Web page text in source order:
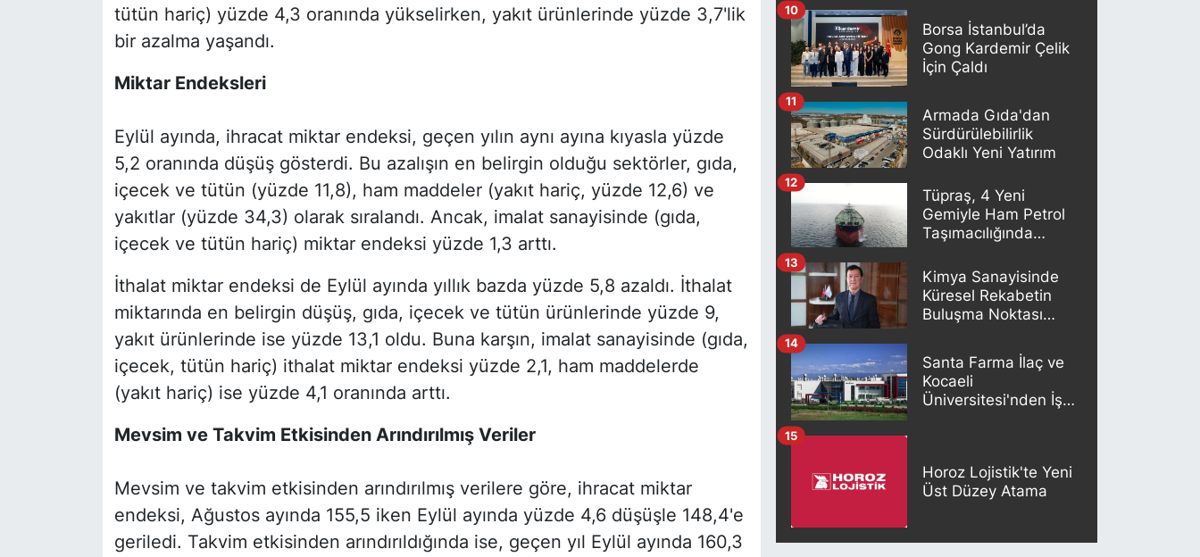
tütün hariç) yüzde 4,3 oranında yükselirken, yakıt ürünlerinde yüzde 3,7'lik
bir azalma yaşandı.
Miktar Endeksleri
Eylül ayında, ihracat miktar endeksi, geçen yılın aynı ayına kıyasla yüzde
5,2 oranında düşüş gösterdi. Bu azalışın en belirgin olduğu sektörler, gıda,
içecek ve tütün (yüzde 11,8), ham maddeler (yakıt hariç, yüzde 12,6) ve
yakıtlar (yüzde 34,3) olarak sıralandı. Ancak, imalat sanayisinde (gıda,
içecek ve tütün hariç) miktar endeksi yüzde 1,3 arttı.
İthalat miktar endeksi de Eylül ayında yıllık bazda yüzde 5,8 azaldı. İthalat
miktarında en belirgin düşüş, gıda, içecek ve tütün ürünlerinde yüzde 9,
yakıt ürünlerinde ise yüzde 13,1 oldu. Buna karşın, imalat sanayisinde (gıda,
içecek, tütün hariç) ithalat miktar endeksi yüzde 2,1, ham maddelerde
(yakıt hariç) ise yüzde 4,1 oranında arttı.
Mevsim ve Takvim Etkisinden Arındırılmış Veriler
Mevsim ve takvim etkisinden arındırılmış verilere göre, ihracat miktar
endeksi, Ağustos ayında 155,5 iken Eylül ayında yüzde 4,6 düşüşle 148,4'e
geriledi. Takvim etkisinden arındırıldığında ise, geçen yıl Eylül ayında 160,3
Borsa İstanbul’da
Gong Kardemir Çelik
İçin Çaldı
10
Armada Gıda'dan
Sürdürülebilirlik
Odaklı Yeni Yatırım
11
Tüpraş, 4 Yeni
Gemiyle Ham Petrol
Taşımacılığında
12
Kimya Sanayisinde
Küresel Rekabetin
Buluşma Noktası
13
Santa Farma İlaç ve
Kocaeli
Üniversitesi'nden İş
14
Horoz Lojistik'te Yeni
Üst Düzey Atama
15